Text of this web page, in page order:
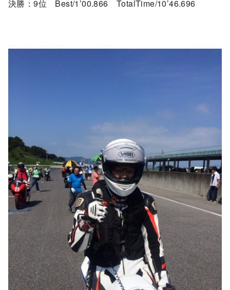
決勝：9位 Best/1’00.866 TotalTime/10’46.696